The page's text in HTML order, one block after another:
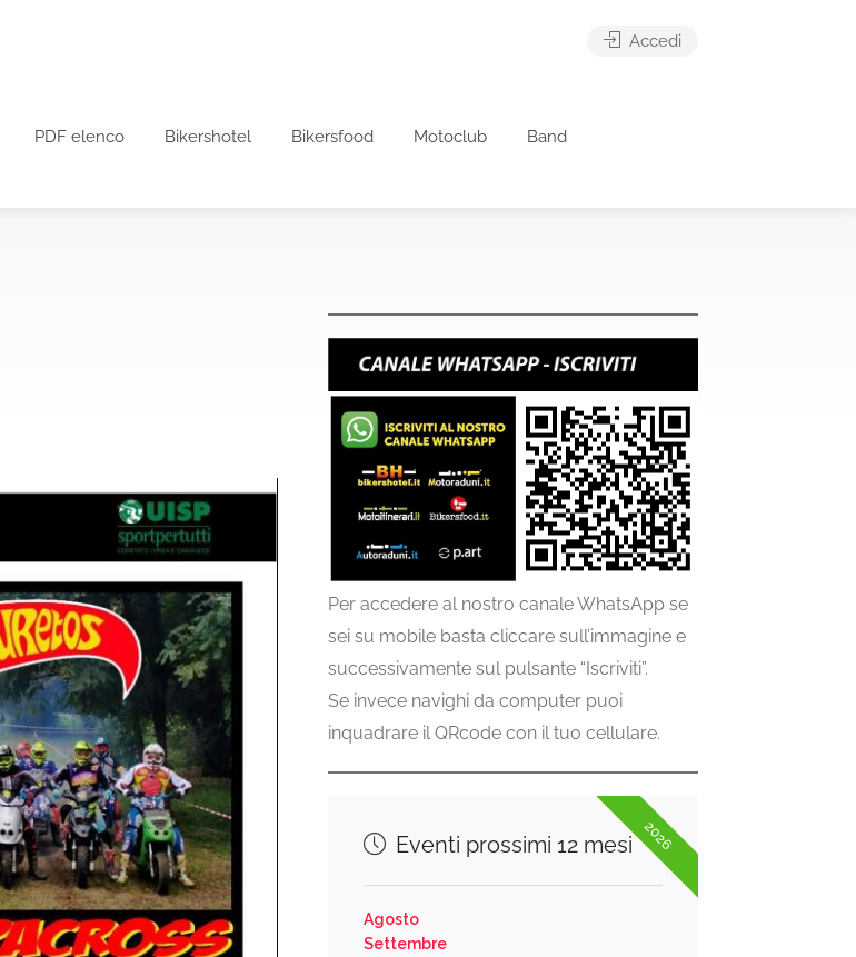
PDF elenco Bikershotel Bikersfood Motoclub Band
Accedi
Per accedere al nostro canale WhatsApp se
sei su mobile basta cliccare sull’immagine e
successivamente sul pulsante “Iscriviti”.
Se invece navighi da computer puoi
inquadrare il QRcode con il tuo cellulare.
2026
Eventi prossimi 12 mesi
Agosto
Settembre